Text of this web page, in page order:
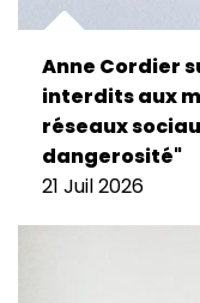
Anne Cordier
interdits aux
réseaux
dangerosité"
21 Juil 2026